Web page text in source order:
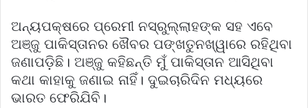
ଅନ୍ୟପକ୍ଷରେ ପ୍ରେମୀ ନସ୍‌ରୁଲ୍ଲାହଙ୍କ ସହ ଏବେ
ଅଞ୍ଜୁ ପାକିସ୍ତାନର ଖୈବର ପଙ୍ଖତୁନଖ୍ୱାରେ ରହିଥିବା
ଜଣାପଡ଼ିଛି। ଅଞ୍ଜୁ କହିଛନ୍ତି ମୁଁ ପାକିସ୍ତାନ ଆସିଥିବା
କଥା କାହାକୁ ଜଣାଇ ନାହିଁ। ଦୁଇଚାରିଦିନ ମଧ୍ୟରେ
ଭାରତ ଫେରିଯିବି।